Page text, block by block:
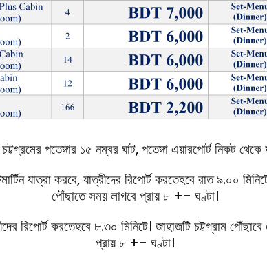
পতেঙ্গার ১৫ নম্বর ঘাট, পতেঙ্গা এয়ারপোর্ট নিকট
যাত্রা করবে, যাত্রীদের রিপোর্ট করতেহবে রাত ৯.০০
পৌঁছাতে সময় লাগবে প্রায় ৮ +- ঘণ্টা।
রিপোর্ট করতেহবে ৮.৩০ মিনিটে। জাহাজটি চট্টগ্রাম
প্রায় ৮ +- ঘণ্টা।